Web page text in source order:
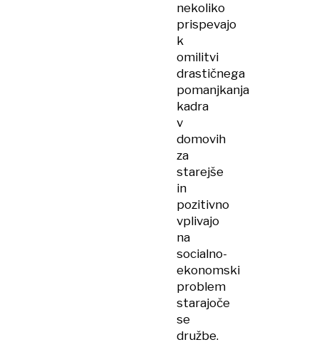
nekoliko
prispevajo
k
omilitvi
drastičnega
pomanjkanja
kadra
v
domovih
za
starejše
in
pozitivno
vplivajo
na
socialno-
ekonomski
problem
starajoče
se
družbe.